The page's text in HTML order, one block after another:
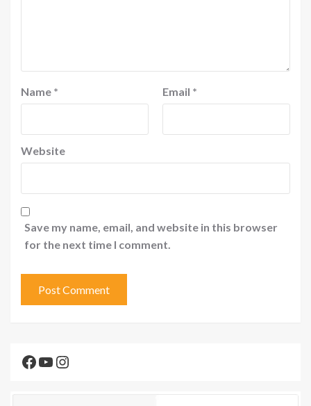
Name * Email *
Website
Save my name, email, and website in this browser
for the next time I comment.
Facebook
YouTube
Instagram